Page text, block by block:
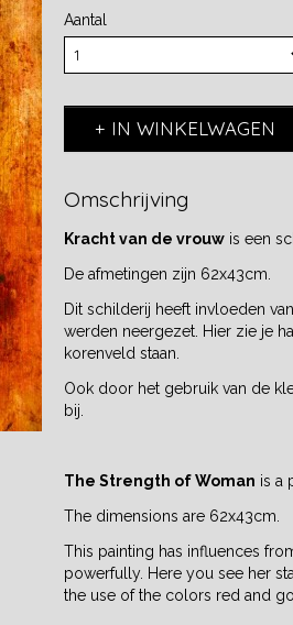
Aantal
IN WINKELWAGEN
Omschrijving
Kracht van de vrouw is een
De afmetingen zijn 62x43cm.
Dit schilderij heeft invloeden
werden neergezet. Hier zie je
korenveld staan.
Ook door het gebruik van de
bij.
The Strength of Woman is a
The dimensions are 62x43cm.
This painting has influences
powerfully. Here you see her
the use of the colors red and